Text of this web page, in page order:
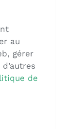
au
gérer
de